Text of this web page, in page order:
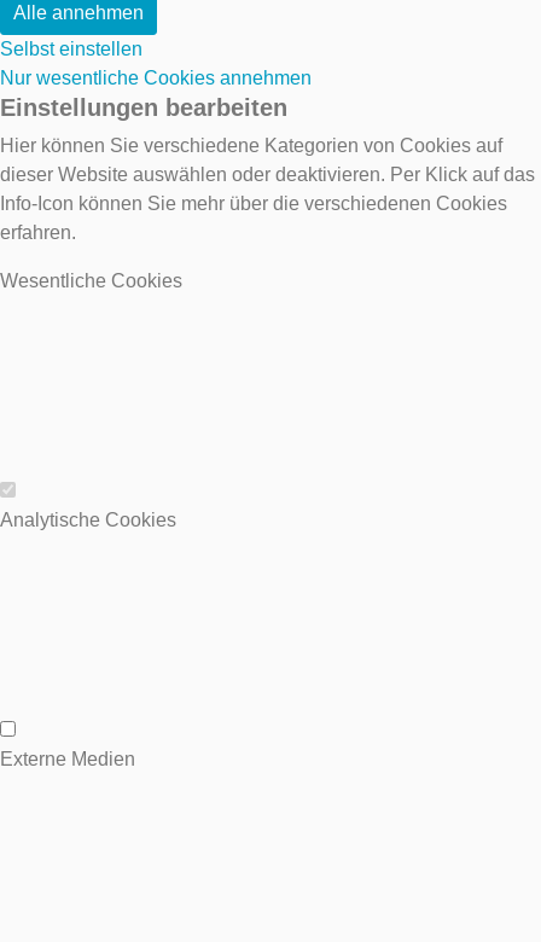
Alle annehmen
Selbst einstellen
Nur wesentliche Cookies annehmen
Einstellungen bearbeiten
Hier können Sie verschiedene Kategorien von Cookies auf
dieser Website auswählen oder deaktivieren. Per Klick auf das
Info-Icon können Sie mehr über die verschiedenen Cookies
erfahren.
Wesentliche Cookies
Wesentliche Cookies
Analytische Cookies
Analytische Cookies
Externe Medien